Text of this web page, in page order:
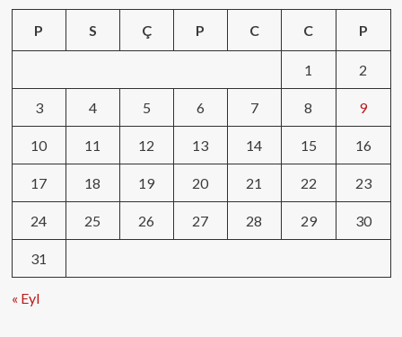
P S Ç P C C P
1 2
3 4 5 6 7 8 9
10 11 12 13 14 15 16
17 18 19 20 21 22 23
24 25 26 27 28 29 30
31
« Eyl